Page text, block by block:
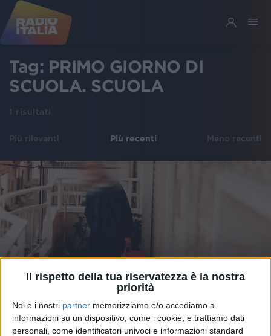
Il rispetto della tua riservatezza è la nostra
priorità
Noi e i nostri partner memorizziamo e/o accediamo a
informazioni su un dispositivo, come i cookie, e trattiamo dati
personali, come identificatori univoci e informazioni standard
Tag: PRIMO GIORNO DI
SCUOLA. SCUOLA
1 risultati
Più rilevanti Più recenti Meno recenti
NEWS 14 set 2020